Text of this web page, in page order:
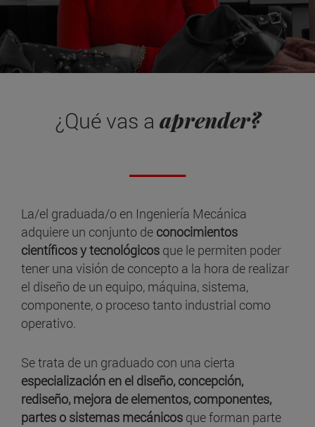
¿Qué vas a aprender?
La/el graduada/o en Ingeniería Mecánica
adquiere un conjunto de conocimientos
científicos y tecnológicos que le permiten poder
tener una visión de concepto a la hora de realizar
el diseño de un equipo, máquina, sistema,
componente, o proceso tanto industrial como
operativo.
Se trata de un graduado con una cierta
especialización en el diseño, concepción,
rediseño, mejora de elementos, componentes,
partes o sistemas mecánicos que forman parte